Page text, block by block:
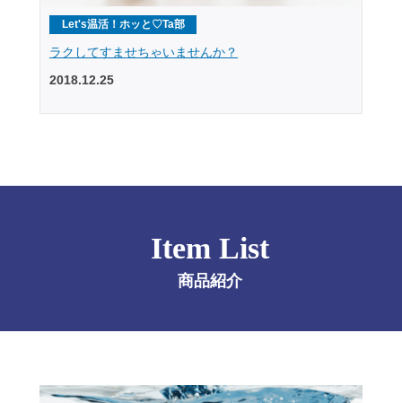
Let's温活！ホッと♡Ta部
ラクしてすませちゃいませんか？
2018.12.25
Item List
商品紹介